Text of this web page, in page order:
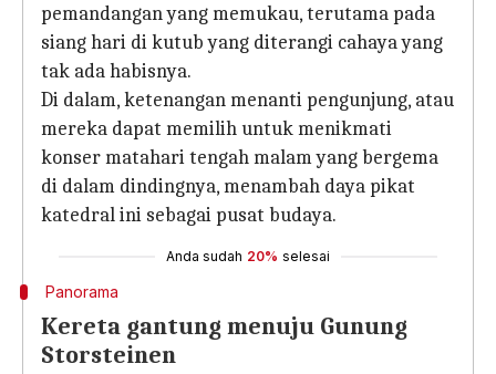
pemandangan yang memukau, terutama pada
siang hari di kutub yang diterangi cahaya yang
tak ada habisnya.
Di dalam, ketenangan menanti pengunjung, atau
mereka dapat memilih untuk menikmati
konser matahari tengah malam yang bergema
di dalam dindingnya, menambah daya pikat
katedral ini sebagai pusat budaya.
Anda sudah 20% selesai
Panorama
Kereta gantung menuju Gunung
Storsteinen